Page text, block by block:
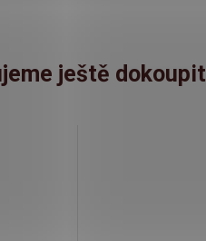
ještě dokoupit